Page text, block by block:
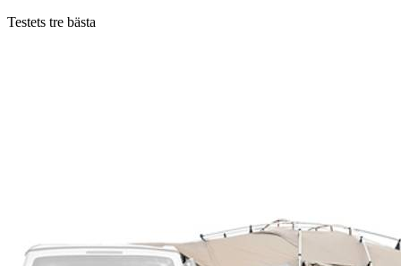
Testets tre bästa